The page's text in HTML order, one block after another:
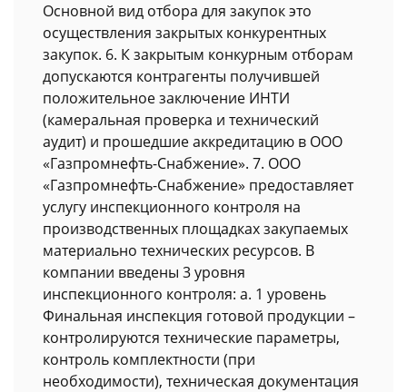
Основной вид отбора для закупок это
осуществления закрытых конкурентных
закупок. 6. К закрытым конкурным отборам
допускаются контрагенты получившей
положительное заключение ИНТИ
(камеральная проверка и технический
аудит) и прошедшие аккредитацию в ООО
«Газпромнефть-Снабжение». 7. ООО
«Газпромнефть-Снабжение» предоставляет
услугу инспекционного контроля на
производственных площадках закупаемых
материально технических ресурсов. В
компании введены 3 уровня
инспекционного контроля: a. 1 уровень
Финальная инспекция готовой продукции –
контролируются технические параметры,
контроль комплектности (при
необходимости), техническая документация